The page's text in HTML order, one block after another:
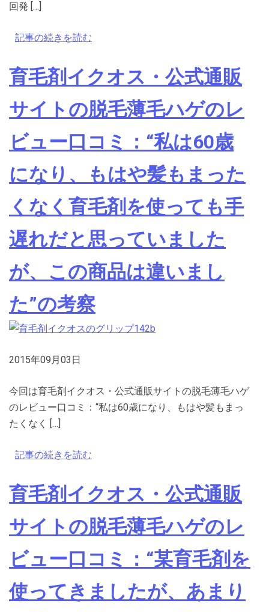
回発 […]
記事の続きを読む
育毛剤イクオス・公式通販
サイトの脱毛薄毛ハゲのレ
ビュー口コミ：“私は60歳
になり、もはや髪もまった
くなく育毛剤を使っても手
遅れだと思っていました
が、この商品は違いまし
た”の考察
2015年09月03日
今回は育毛剤イクオス・公式通販サイトの脱毛薄毛ハゲ
のレビュー口コミ：“私は60歳になり、もはや髪もまっ
たくなく […]
記事の続きを読む
育毛剤イクオス・公式通販
サイトの脱毛薄毛ハゲのレ
ビュー口コミ：“某育毛剤を
使ってきましたが、あまり